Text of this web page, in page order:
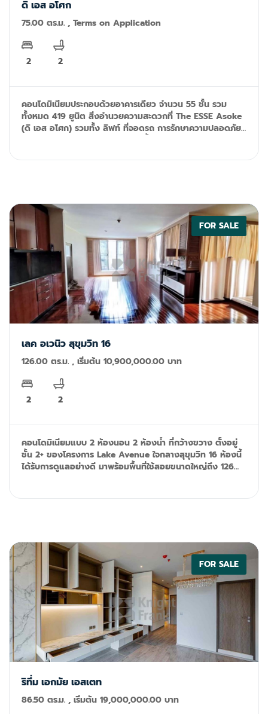
ดิ เอส อโศก
75.00 ตร.ม. , Terms on Application
2 2
คอนโดมิเนียมประกอบด้วยอาคารเดียว จำนวน 55 ชั้น รวม
ทั้งหมด 419 ยูนิต สิ่งอำนวยความสะดวกที่ The ESSE Asoke
(ดิ เอส อโศก) รวมทั้ง ลิฟท์ ที่จอดรถ การรักษาความปลอดภัย
ไร้สาย
FOR SALE
เลค อเวนิว สุขุมวิท 16
126.00 ตร.ม. , เริ่มต้น 10,900,000.00 บาท
2 2
คอนโดมิเนียมแบบ 2 ห้องนอน 2 ห้องน้ำ ที่กว้างขวาง ตั้งอยู่
ชั้น 2+ ของโครงการ Lake Avenue ใจกลางสุขุมวิท 16 ห้องนี้
ได้รับการดูแลอย่างดี มาพร้อมพื้นที่ใช้สอยขนาดใหญ่ถึง 126
primesales@th.knightfrank.com
FOR SALE
ริทึ่ม เอกมัย เอสเตท
86.50 ตร.ม. , เริ่มต้น 19,000,000.00 บาท